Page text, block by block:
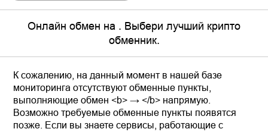
Онлайн обмен на . Выбери лучший крипто
обменник.
К сожалению, на данный момент в нашей базе
мониторинга отсутствуют обменные пункты,
выполняющие обмен <b> → </b> напрямую.
Возможно требуемые обменные пункты появятся
позже. Если вы знаете сервисы, работающие с